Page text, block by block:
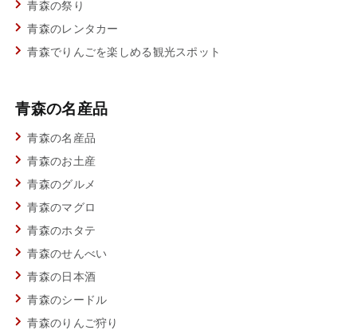
青森の祭り
青森のレンタカー
青森でりんごを楽しめる観光スポット
青森の名産品
青森の名産品
青森のお土産
青森のグルメ
青森のマグロ
青森のホタテ
青森のせんべい
青森の日本酒
青森のシードル
青森のりんご狩り